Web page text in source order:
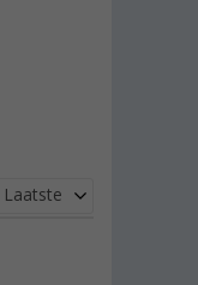
Laatste